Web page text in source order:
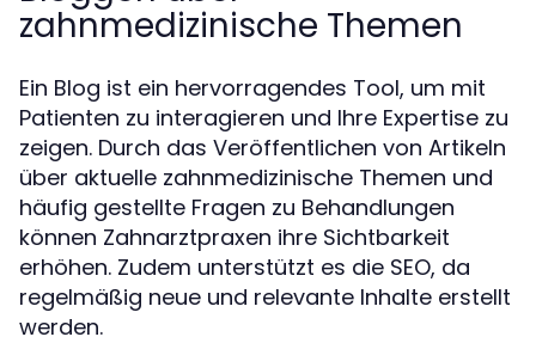
zahnmedizinische Themen
Ein Blog ist ein hervorragendes Tool, um mit
Patienten zu interagieren und Ihre Expertise zu
zeigen. Durch das Veröffentlichen von Artikeln
über aktuelle zahnmedizinische Themen und
häufig gestellte Fragen zu Behandlungen
können Zahnarztpraxen ihre Sichtbarkeit
erhöhen. Zudem unterstützt es die SEO, da
regelmäßig neue und relevante Inhalte erstellt
werden.